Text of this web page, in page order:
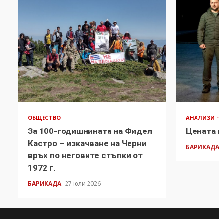
ОБЩЕСТВО
За 100-годишнината на Фидел
Кастро – изкачване на Черни
връх по неговите стъпки от
1972 г.
БАРИКАДА 27 юли 2026
АНАЛИЗИ
Цената